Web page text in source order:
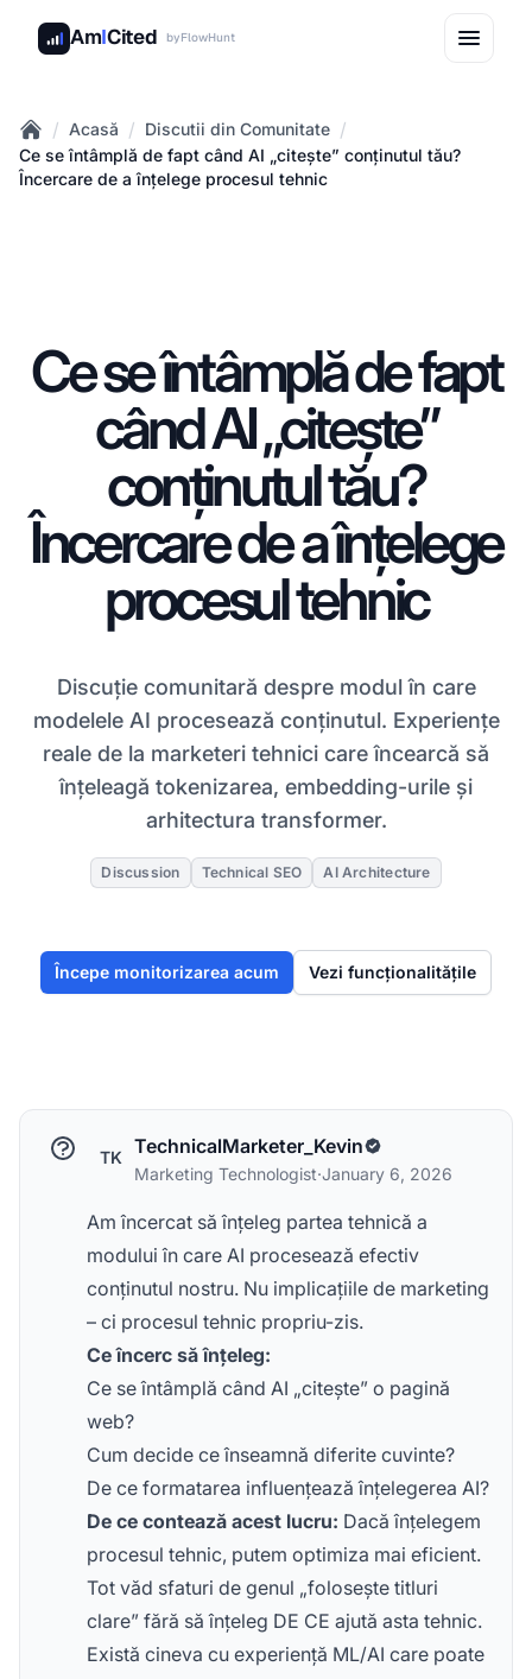
AmICited byFlowHunt
Home
/ Acasă / Discutii din Comunitate /
Ce se întâmplă de fapt când AI „citește” conținutul tău?
Încercare de a înțelege procesul tehnic
Ce se întâmplă de fapt
când AI „citește”
conținutul tău?
Încercare de a înțelege
procesul tehnic
Discuție comunitară despre modul în care
modelele AI procesează conținutul. Experiențe
reale de la marketeri tehnici care încearcă să
înțeleagă tokenizarea, embedding-urile și
arhitectura transformer.
Discussion Technical SEO AI Architecture
Începe monitorizarea acum Vezi funcționalitățile
TK TechnicalMarketer_Kevin
Marketing Technologist·January 6, 2026
Am încercat să înțeleg partea tehnică a
modului în care AI procesează efectiv
conținutul nostru. Nu implicațiile de marketing
– ci procesul tehnic propriu-zis.
Ce încerc să înțeleg:
Ce se întâmplă când AI „citește” o pagină
web?
Cum decide ce înseamnă diferite cuvinte?
De ce formatarea influențează înțelegerea AI?
De ce contează acest lucru: Dacă înțelegem
procesul tehnic, putem optimiza mai eficient.
Tot văd sfaturi de genul „folosește titluri
clare” fără să înțeleg DE CE ajută asta tehnic.
Există cineva cu experiență ML/AI care poate